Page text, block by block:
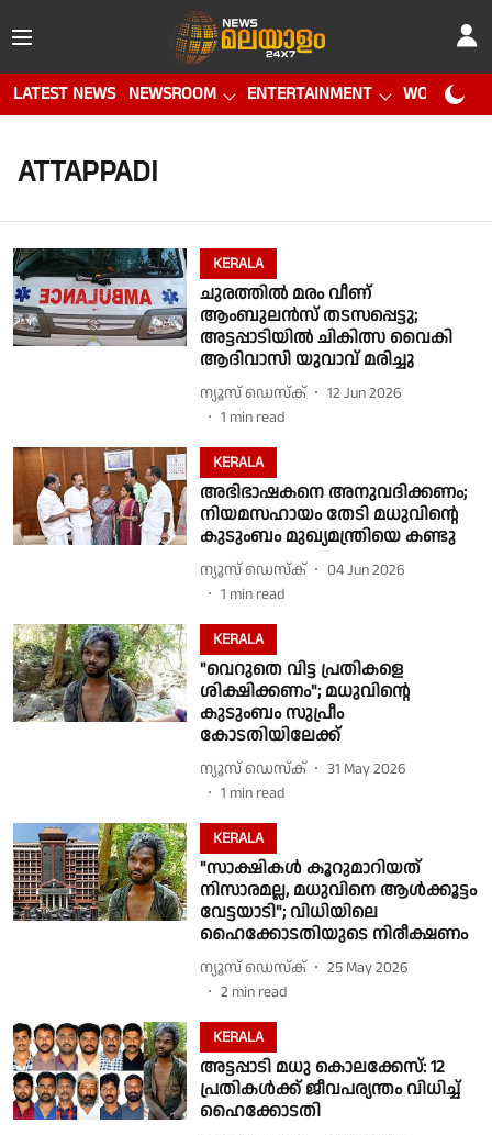
LATEST NEWS NEWSROOM ENTERTAINMENT WORLD CUP
ATTAPPADI
KERALA
ചുരത്തിൽ മരം വീണ്
ആംബുലൻസ് തടസപ്പെട്ടു;
അട്ടപ്പാടിയിൽ ചികിത്സ വൈകി
ആദിവാസി യുവാവ് മരിച്ചു
ന്യൂസ് ഡെസ്ക്
12 Jun 2026
1 min read
KERALA
അഭിഭാഷകനെ അനുവദിക്കണം;
നിയമസഹായം തേടി മധുവിൻ്റെ
കുടുംബം മുഖ്യമന്ത്രിയെ കണ്ടു
ന്യൂസ് ഡെസ്ക്
04 Jun 2026
1 min read
KERALA
"വെറുതെ വിട്ട പ്രതികളെ
ശിക്ഷിക്കണം"; മധുവിൻ്റെ
കുടുംബം സുപ്രീം
കോടതിയിലേക്ക്
ന്യൂസ് ഡെസ്ക്
31 May 2026
1 min read
KERALA
"സാക്ഷികള്‍ കൂറുമാറിയത്
നിസാരമല്ല, മധുവിനെ ആള്‍ക്കൂട്ടം
വേട്ടയാടി"; വിധിയിലെ
ഹൈക്കോടതിയുടെ നിരീക്ഷണം
ന്യൂസ് ഡെസ്ക്
25 May 2026
2 min read
KERALA
അട്ടപ്പാടി മധു കൊലക്കേസ്: 12
പ്രതികൾക്ക് ജീവപര്യന്തം വിധിച്ച്
ഹൈക്കോടതി